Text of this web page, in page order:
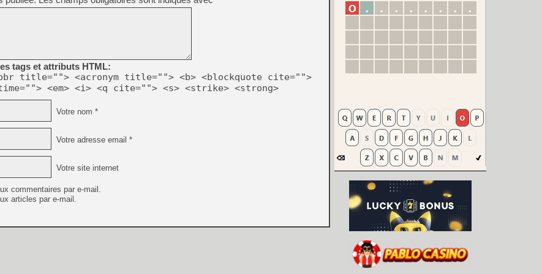
tags et attributs HTML:
title=""> <acronym title=""> <b> <blockquote cite="">
<em> <i> <q cite=""> <s> <strike> <strong>
Votre nom *
Votre adresse email *
Votre site internet
commentaires par e-mail.
articles par e-mail.